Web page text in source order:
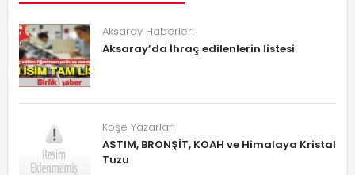
Aksaray Haberleri
Aksaray’da İhraç edilenlerin listesi
Köşe Yazarları
ASTIM, BRONŞİT, KOAH ve Himalaya Kristal
Tuzu